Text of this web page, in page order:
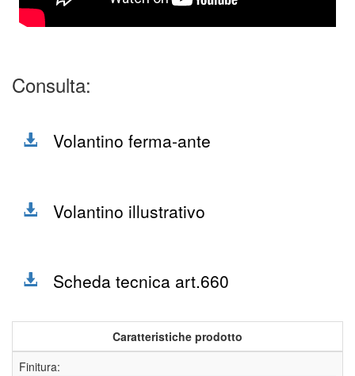
Consulta:
Volantino ferma-ante
Volantino illustrativo
Scheda tecnica art.660
Caratteristiche prodotto
Finitura: